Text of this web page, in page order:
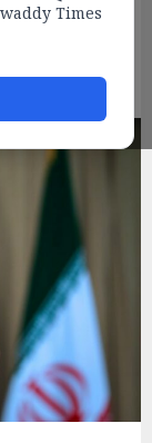
Times
နယ်ထရမ့်ကို